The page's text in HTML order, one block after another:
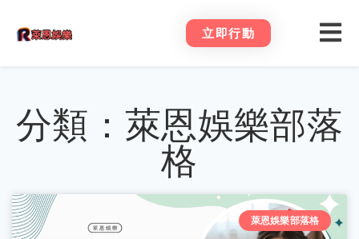
立即行動
分類：萊恩娛樂部落
格
萊恩娛樂部落格